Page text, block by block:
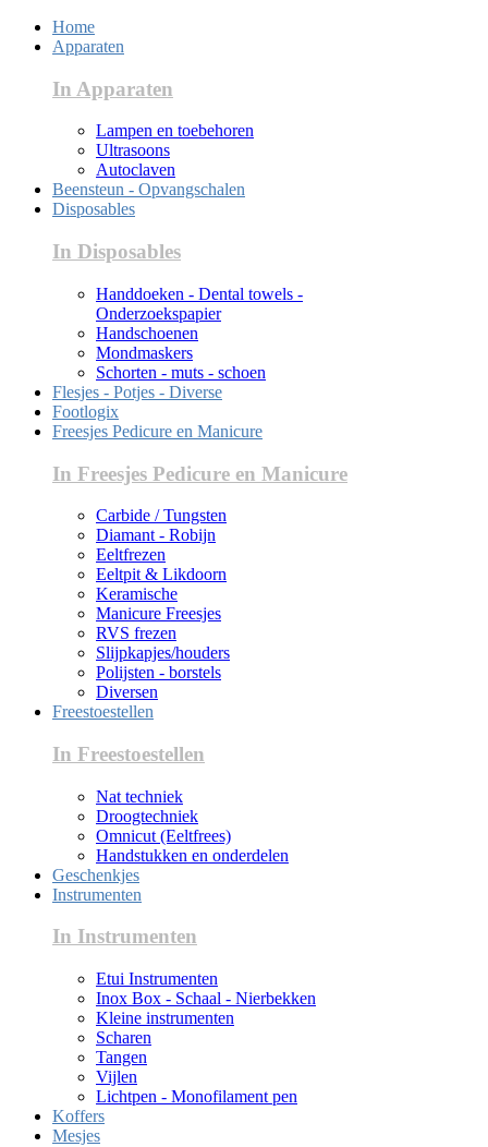
Home
Apparaten
In Apparaten
Lampen en toebehoren
Ultrasoons
Autoclaven
Beensteun - Opvangschalen
Disposables
In Disposables
Handdoeken - Dental towels -
Onderzoekspapier
Handschoenen
Mondmaskers
Schorten - muts - schoen
Flesjes - Potjes - Diverse
Footlogix
Freesjes Pedicure en Manicure
In Freesjes Pedicure en Manicure
Carbide / Tungsten
Diamant - Robijn
Eeltfrezen
Eeltpit & Likdoorn
Keramische
Manicure Freesjes
RVS frezen
Slijpkapjes/houders
Polijsten - borstels
Diversen
Freestoestellen
In Freestoestellen
Nat techniek
Droogtechniek
Omnicut (Eeltfrees)
Handstukken en onderdelen
Geschenkjes
Instrumenten
In Instrumenten
Etui Instrumenten
Inox Box - Schaal - Nierbekken
Kleine instrumenten
Scharen
Tangen
Vijlen
Lichtpen - Monofilament pen
Koffers
Mesjes